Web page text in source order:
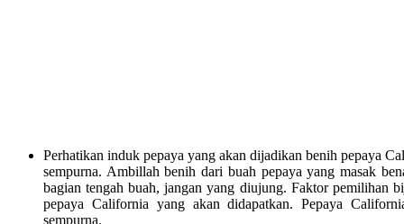
Perhatikan induk pepaya yang akan dijadikan benih pepaya
sempurna. Ambillah benih dari buah pepaya yang masak
bagian tengah buah, jangan yang diujung. Faktor pemilihan
pepaya California yang akan didapatkan. Pepaya
sempurna.